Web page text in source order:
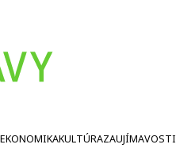
EKONOMIKAKULTÚRAZAUJÍMAVOSTI